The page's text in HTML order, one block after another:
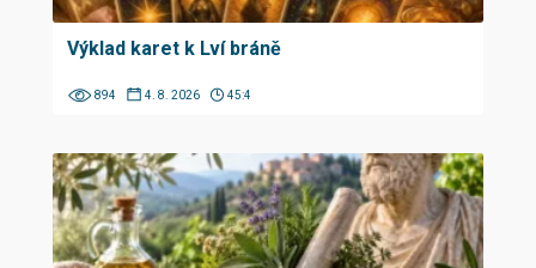
Výklad karet k Lví bráně
894 4. 8. 2026 45:4